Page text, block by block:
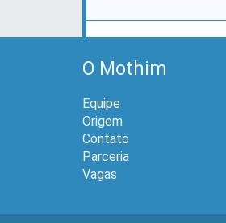
O Mothim
Equipe
Origem
Contato
Parceria
Vagas